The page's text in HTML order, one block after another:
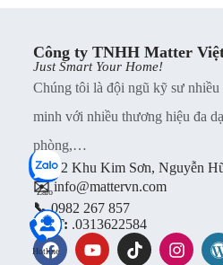
Zalo
Hotline
Công ty TNHH Matter
Just Smart Your Home!
Chúng tôi là đội ngũ kỹ sư
minh với nhiều thương hiệu đa
phòng,…
📍B2 Khu Kim Sơn, Nguyễn
✉️ info@mattervn.com
📞0982 267 857
MST: .0313622584